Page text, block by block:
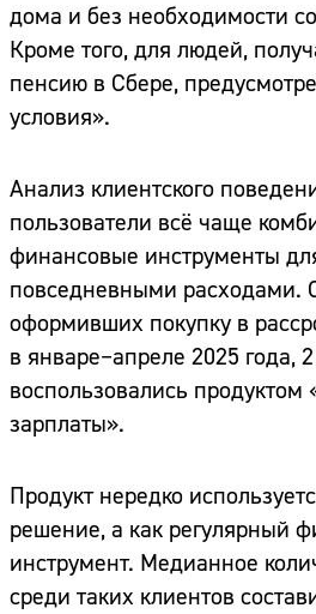
дома и без необходимости
Кроме того, для людей,
пенсию в Сбере,
условия».
Анализ клиентского
пользователи всё чаще
финансовые инструменты
повседневными расходами.
оформивших покупку в
в январе–апреле 2025 года,
воспользовались продуктом
зарплаты».
Продукт нередко
решение, а как регулярный
инструмент. Медианное
среди таких клиентов